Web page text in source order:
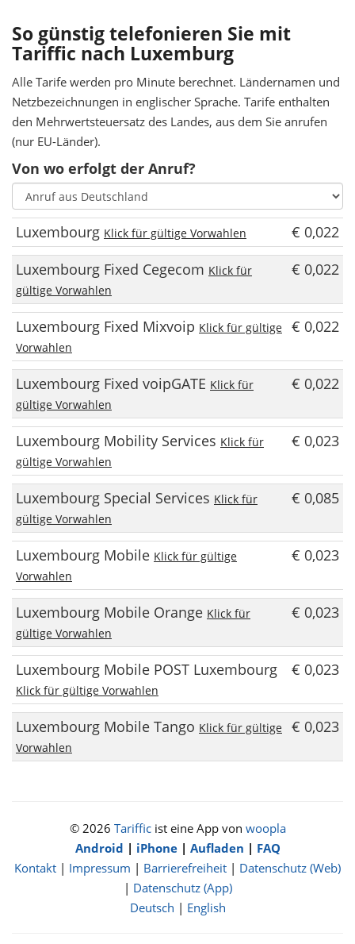
So günstig telefonieren Sie mit
Tariffic nach Luxemburg
Alle Tarife werden pro Minute berechnet. Ländernamen und
Netzbezeichnungen in englischer Sprache. Tarife enthalten
den Mehrwertsteuersatz des Landes, aus dem Sie anrufen
(nur EU-Länder).
Von wo erfolgt der Anruf?
Luxembourg Klick für gültige Vorwahlen
€ 0,022
Luxembourg Fixed Cegecom Klick für
gültige Vorwahlen
€ 0,022
Luxembourg Fixed Mixvoip Klick für gültige
Vorwahlen
€ 0,022
Luxembourg Fixed voipGATE Klick für
gültige Vorwahlen
€ 0,022
Luxembourg Mobility Services Klick für
gültige Vorwahlen
€ 0,023
Luxembourg Special Services Klick für
gültige Vorwahlen
€ 0,085
Luxembourg Mobile Klick für gültige
Vorwahlen
€ 0,023
Luxembourg Mobile Orange Klick für
gültige Vorwahlen
€ 0,023
Luxembourg Mobile POST Luxembourg
Klick für gültige Vorwahlen
€ 0,023
Luxembourg Mobile Tango Klick für gültige
Vorwahlen
€ 0,023
© 2026 Tarifficist eine App von woopla
Android | iPhone| Aufladen | FAQ
Kontakt | Impressum | Barrierefreiheit | Datenschutz (Web)
| Datenschutz (App)
Deutsch | English